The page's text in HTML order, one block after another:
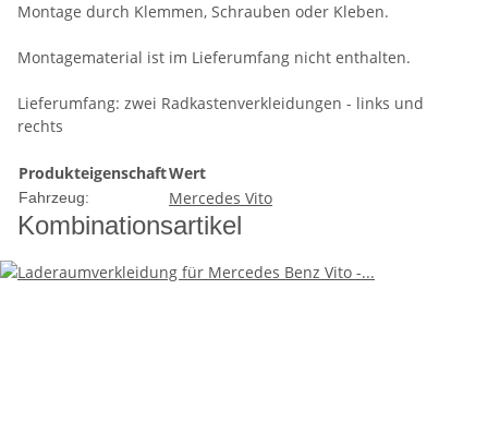
Montage durch Klemmen, Schrauben oder Kleben.
Montagematerial ist im Lieferumfang nicht enthalten.
Lieferumfang: zwei Radkastenverkleidungen - links und
rechts
ProdukteigenschaftWert
Fahrzeug: Mercedes Vito
Kombinationsartikel